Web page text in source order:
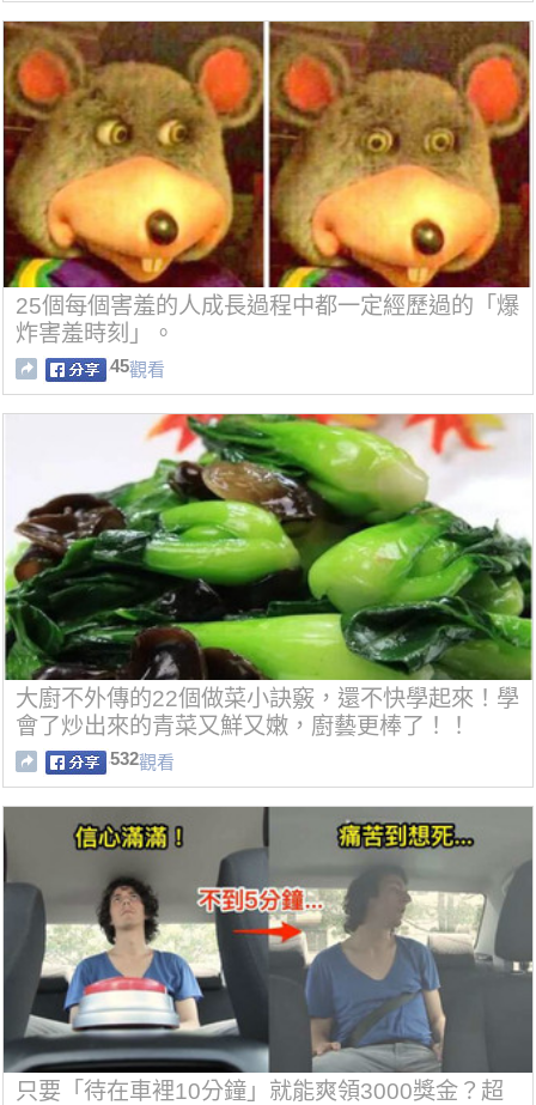
25個每個害羞的人成長過程中都一定經歷過的「爆
炸害羞時刻」。
45觀看
大廚不外傳的22個做菜小訣竅，還不快學起來！學
會了炒出來的青菜又鮮又嫩，廚藝更棒了！！
532觀看
只要「待在車裡10分鐘」就能爽領3000獎金？超